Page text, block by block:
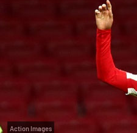
Action Images